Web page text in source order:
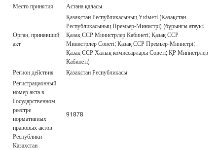
Место принятия
Астана қаласы
Орган, принявший
акт
Қазақстан Республикасының Үкіметі (Қазақстан
Республикасының Премьер-Министрі) (бұрынғы атауы:
Қазақ ССР Министрлер Кабинеті; Қазақ ССР
Министрлер Советі; Қазақ ССР Премьер-Министрі;
Қазақ ССР Халық комиссарлары Советі; ҚР Министрлер
Кабинеті)
Регион действия
Қазақстан Республикасы
Регистрационный
номер акта в
Государственном
реестре
нормативных
правовых актов
Республики
Казахстан
91878